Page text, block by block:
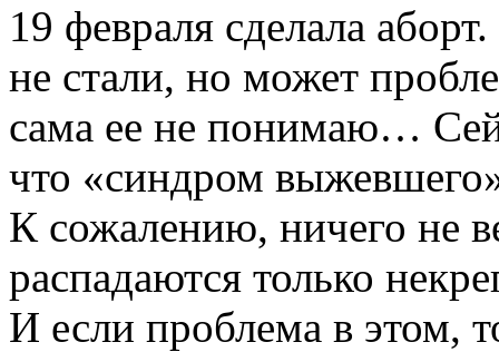
19 февраля сделала
не стали, но может
сама ее не понимаю…
что «синдром
К сожалению, ничего не
распадаются только
И если проблема в этом,